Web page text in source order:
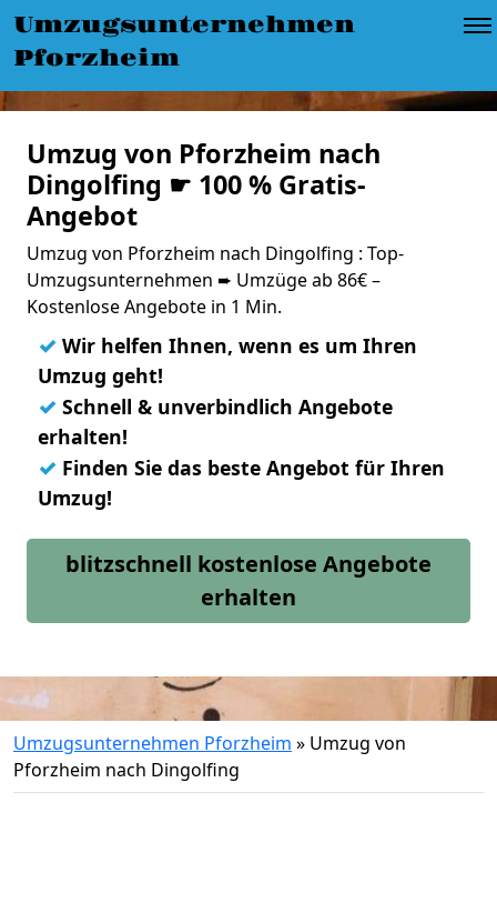
Umzugsunternehmen
Pforzheim
Umzug von Pforzheim nach
Dingolfing ☛ 100 % Gratis-
Angebot
Umzug von Pforzheim nach Dingolfing : Top-
Umzugsunternehmen ➨ Umzüge ab 86€ –
Kostenlose Angebote in 1 Min.
✓ Wir helfen Ihnen, wenn es um Ihren
Umzug geht!
✓ Schnell & unverbindlich Angebote
erhalten!
✓ Finden Sie das beste Angebot für Ihren
Umzug!
blitzschnell kostenlose Angebote
erhalten
Umzugsunternehmen Pforzheim » Umzug von
Pforzheim nach Dingolfing